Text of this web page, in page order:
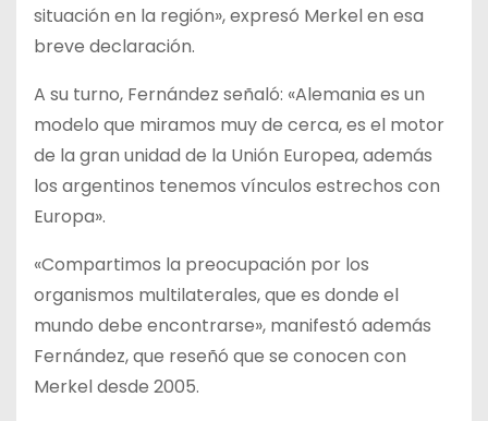
situación en la región», expresó Merkel en esa
breve declaración.
A su turno, Fernández señaló: «Alemania es un
modelo que miramos muy de cerca, es el motor
de la gran unidad de la Unión Europea, además
los argentinos tenemos vínculos estrechos con
Europa».
«Compartimos la preocupación por los
organismos multilaterales, que es donde el
mundo debe encontrarse», manifestó además
Fernández, que reseñó que se conocen con
Merkel desde 2005.